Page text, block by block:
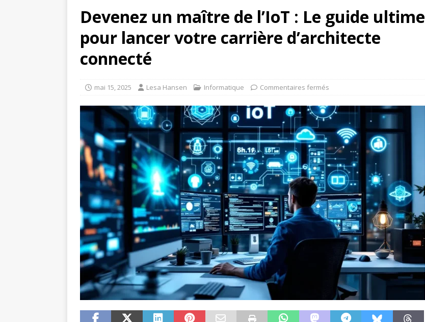
Devenez un maître de l’IoT : Le guide ultime
pour lancer votre carrière d’architecte
connecté
mai 15, 2025 Lesa Hansen Informatique Commentaires fermés